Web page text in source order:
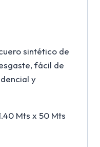
sintético de
fácil de
y
Mts x 50 Mts